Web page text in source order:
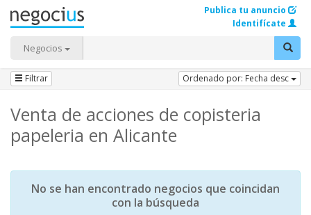
Negocios
Publica tu anuncio
Identifícate
Filtrar Ordenado por: Fecha desc
Venta de acciones de copisteria
papeleria en Alicante
No se han encontrado negocios que coincidan
con la búsqueda